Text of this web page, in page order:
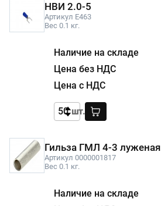
НВИ 2.0-5
Артикул E463
Вес 0.1 кг.
шт.
Гильза ГМЛ 4-3 луженая
Артикул 0000001817
Вес 0.1 кг.